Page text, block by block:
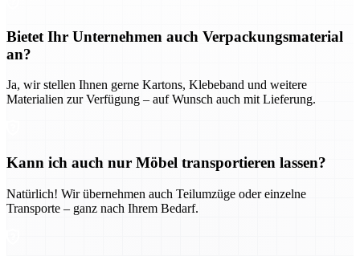
Bietet Ihr Unternehmen auch Verpackungsmaterial
an?
Ja, wir stellen Ihnen gerne Kartons, Klebeband und weitere
Materialien zur Verfügung – auf Wunsch auch mit Lieferung.
Kann ich auch nur Möbel transportieren lassen?
Natürlich! Wir übernehmen auch Teilumzüge oder einzelne
Transporte – ganz nach Ihrem Bedarf.